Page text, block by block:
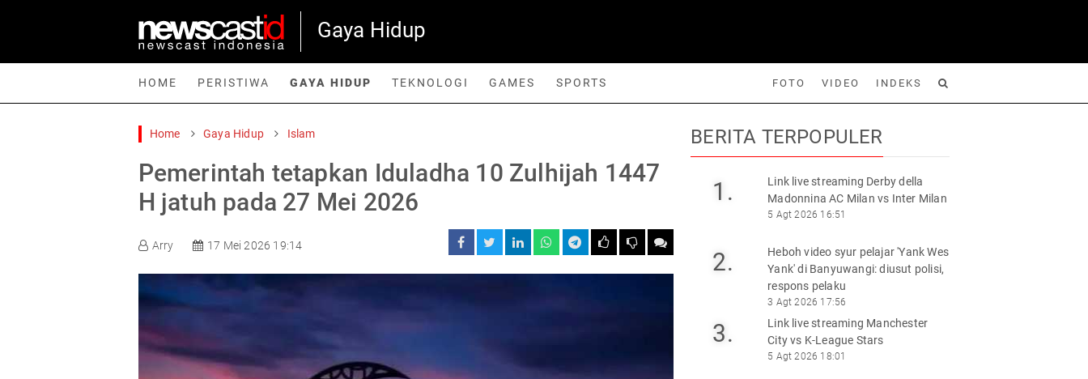
Gaya Hidup
HOME PERISTIWA GAYA HIDUP TEKNOLOGI GAMES SPORTS FOTO VIDEO INDEKS
Gaya Hidup
Foto
Home Gaya Hidup Islam
Pemerintah tetapkan Iduladha 10 Zulhijah 1447
H jatuh pada 27 Mei 2026
Arry 17 Mei 2026 19:14
BERITA TERPOPULER
1.
Link live streaming Derby della
Madonnina AC Milan vs Inter Milan
5 Agt 2026 16:51
2.
Heboh video syur pelajar 'Yank Wes
Yank' di Banyuwangi: diusut polisi,
respons pelaku
3 Agt 2026 17:56
3.
Link live streaming Manchester
City vs K-League Stars
5 Agt 2026 18:01